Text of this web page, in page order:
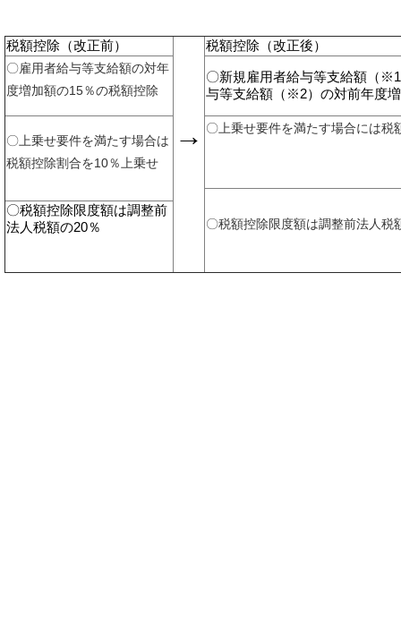
税額控除（改正前）
→
税額控除（改正後）
〇雇用者給与等支給額の対年
度増加額の15％の税額控除
〇新規雇用者給与等支給額（
与等支給額（※2）の対前年度
〇上乗せ要件を満たす場合は
税額控除割合を10％上乗せ
〇上乗せ要件を満たす場合には税
〇税額控除限度額は調整前法人税
〇税額控除限度額は調整前
法人税額の20％